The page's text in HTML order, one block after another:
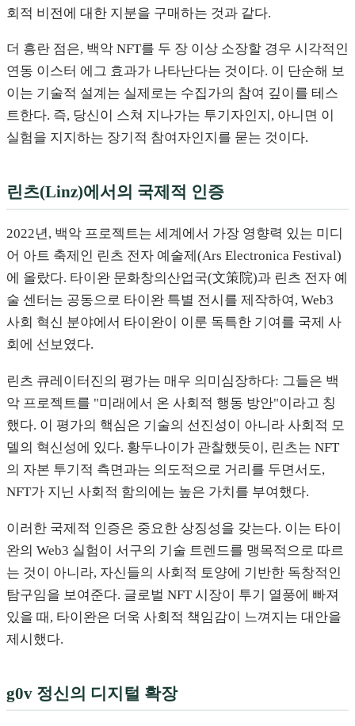
회적 비전에 대한 지분을 구매하는 것과 같다.
더 흥란 점은, 백악 NFT를 두 장 이상 소장할 경우 시각적인
연동 이스터 에그 효과가 나타난다는 것이다. 이 단순해 보
이는 기술적 설계는 실제로는 수집가의 참여 깊이를 테스
트한다. 즉, 당신이 스쳐 지나가는 투기자인지, 아니면 이
실험을 지지하는 장기적 참여자인지를 묻는 것이다.
린츠(Linz)에서의 국제적 인증
2022년, 백악 프로젝트는 세계에서 가장 영향력 있는 미디
어 아트 축제인 린츠 전자 예술제(Ars Electronica Festival)
에 올랐다. 타이완 문화창의산업국(文策院)과 린츠 전자 예
술 센터는 공동으로 타이완 특별 전시를 제작하여, Web3
사회 혁신 분야에서 타이완이 이룬 독특한 기여를 국제 사
회에 선보였다.
린츠 큐레이터진의 평가는 매우 의미심장하다: 그들은 백
악 프로젝트를 "미래에서 온 사회적 행동 방안"이라고 칭
했다. 이 평가의 핵심은 기술의 선진성이 아니라 사회적 모
델의 혁신성에 있다. 황두나이가 관찰했듯이, 린츠는 NFT
의 자본 투기적 측면과는 의도적으로 거리를 두면서도,
NFT가 지닌 사회적 함의에는 높은 가치를 부여했다.
이러한 국제적 인증은 중요한 상징성을 갖는다. 이는 타이
완의 Web3 실험이 서구의 기술 트렌드를 맹목적으로 따르
는 것이 아니라, 자신들의 사회적 토양에 기반한 독창적인
탐구임을 보여준다. 글로벌 NFT 시장이 투기 열풍에 빠져
있을 때, 타이완은 더욱 사회적 책임감이 느껴지는 대안을
제시했다.
g0v 정신의 디지털 확장